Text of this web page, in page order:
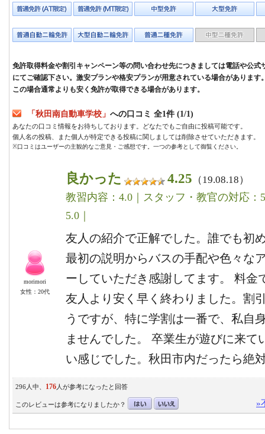
免許取得料金や割引キャンペーン等の問い合わせ先につきましては電話や公式
にてご確認下さい。激安プランや格安プランが用意されている場合があります
この場合通常よりも安く免許が取得できる場合があります。
「秋田南自動車学校」 への口コミ 全1件 (1/1)
あなたの口コミ情報をお待ちしております。どなたでもご自由に投稿可能です。
個人名の投稿、また個人が特定できる投稿に関しましては削除させていただきます。
※口コミはユーザーの主観的なご意見・ご感想です。一つの参考として御覧ください。
morimori
女性：20代
良かった 4.25 （19.08.18）
教習内容：4.0｜スタッフ・教官の対応：
5.0｜
友人の紹介で正解でした。誰でも初
最初の説明からバスの手配や色々な
ーしていただき感謝してます。 料金
友人より安く早く終わりました。割
うですが、特に学割は一番で、私自
ませんでした。 卒業生が遊びに来て
い感じでした。秋田市内だったら絶
296人中、 176 人が参考になったと回答
このレビューは参考になりましたか？ »